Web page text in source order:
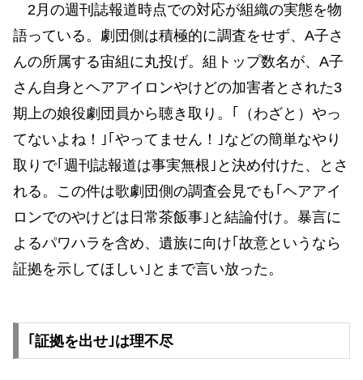
2月の週刊誌報道時点での対応が組織の実態を物
語っている。劇団側は積極的に調査をせず、A子さ
んの所属する宙組に丸投げ。組トップ数名が、A子
さん自身とヘアアイロンやけどの加害者とされた3
期上の娘役劇団員から聴き取り。｢（わざと）やっ
てないよね！｣｢やってません！｣などの簡単なやり
取りで｢週刊誌報道は事実無根｣と決め付けた、とさ
れる。この件は歌劇団側の調査会見でも｢ヘアアイ
ロンでのやけどは日常茶飯事｣と結論付け。暴言に
よるパワハラを含め、遺族に向け｢故意というなら
証拠を示してほしい｣とまで言い放った。
｢証拠を出せ｣は理不尽